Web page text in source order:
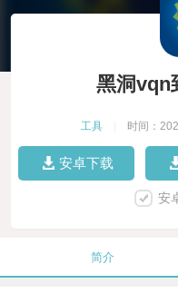
黑洞vqn
工具 时间：
安卓下载
安
简介